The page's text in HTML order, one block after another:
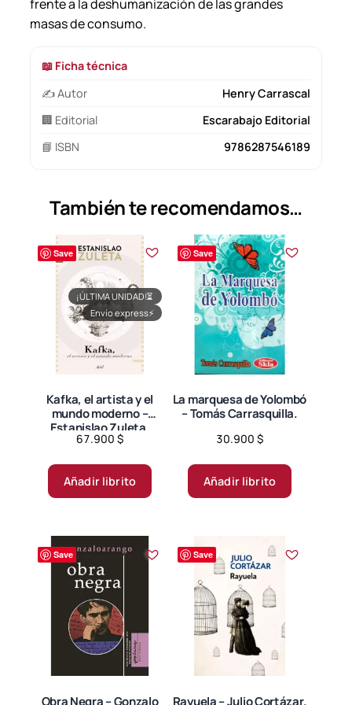
frente a la deshumanización de las grandes
masas de consumo.
📖 Ficha técnica
✍️ Autor
Henry Carrascal
🏢 Editorial
Escarabajo Editorial
📘 ISBN
9786287546189
También te recomendamos…
Save
Kafka, el artista y el
mundo moderno –
Estanislao Zuleta.
67.900 $
¡ÚLTIMA UNIDAD!⏳
Envío express⚡
Añadir librito
Save
La marquesa de Yolombó
– Tomás Carrasquilla.
30.900 $
Añadir librito
Save
Obra Negra – Gonzalo
Save
Rayuela – Julio Cortázar.